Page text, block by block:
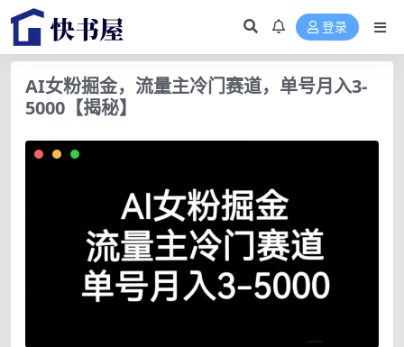
登录
AI女粉掘金，流量主冷门赛道，单号月入3-
5000【揭秘】